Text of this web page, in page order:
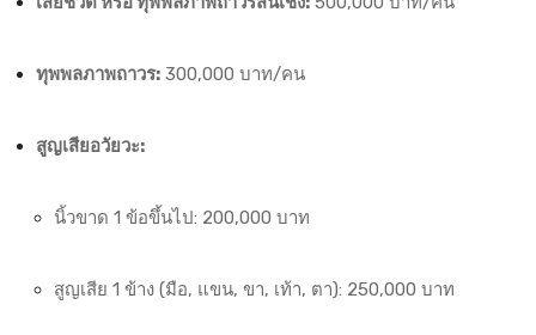
ทุพพลภาพถาวร: 300,000 บาท/คน
สูญเสียอวัยวะ:
นิ้วขาด 1 ข้อขึ้นไป: 200,000 บาท
สูญเสีย 1 ข้าง (มือ, แขน, ขา, เท้า, ตา): 250,000 บาท